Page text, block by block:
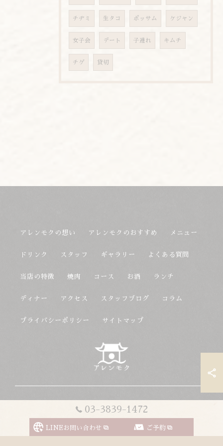
チヂミ 生タコ ポッサム ケジャン
女子会 デート 子連れ キムチ
チゲ 貸切
03-3839-1472
LINEお問い合わせ ご予約
アレンモクの想い アレンモクのおすすめ メニュー
ドリンク スタッフ ギャラリー よくある質問
当店の特徴 焼肉 コース お酒 ランチ
ディナー アクセス スタッフブログ コラム
プライバシーポリシー サイトマップ
© 2026 東京都上野駅の韓国料理ならアレンモク ALL RIGHTS